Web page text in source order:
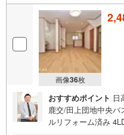
画像36枚
おすすめポイント 日
鹿交/田上団地中央
ルリフォーム済み